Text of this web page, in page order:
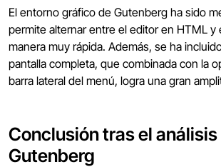
El entorno gráfico de Gutenberg ha sido
permite alternar entre el editor en HTML y
manera muy rápida. Además, se ha
pantalla completa, que combinada con la
barra lateral del menú, logra una gran
Conclusión tras el análisis
Gutenberg